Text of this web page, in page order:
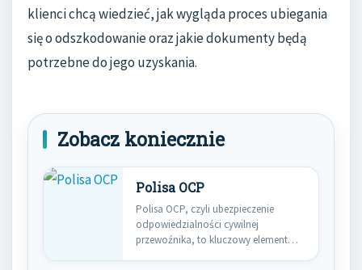
klienci chcą wiedzieć, jak wygląda proces ubiegania
się o odszkodowanie oraz jakie dokumenty będą
potrzebne do jego uzyskania.
Zobacz koniecznie
Polisa OCP
Polisa OCP, czyli ubezpieczenie
odpowiedzialności cywilnej
przewoźnika, to kluczowy element